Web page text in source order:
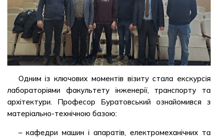
Одним із ключових моментів візиту стала екскурсія
лабораторіями факультету інженерії, транспорту та
архітектури. Професор Буратовський ознайомився з
матеріально-технічною базою:
– кафедри машин і апаратів, електромеханічних та